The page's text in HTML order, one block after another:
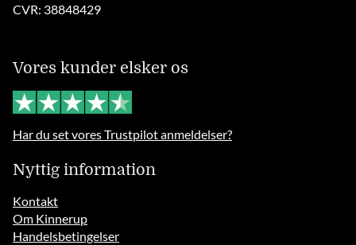
CVR: 38848429
Vores kunder elsker os
Har du set vores Trustpilot anmeldelser?
Nyttig information
Kontakt
Om Kinnerup
Handelsbetingelser